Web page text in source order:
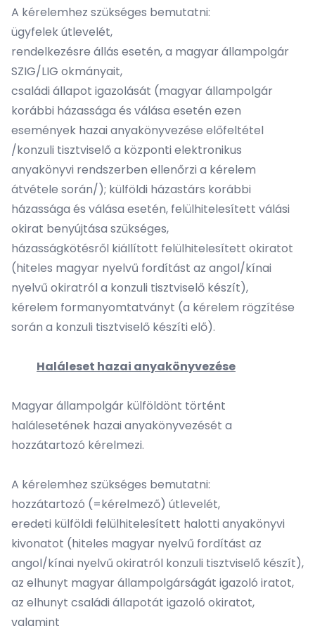
A kérelemhez szükséges bemutatni:
ügyfelek útlevelét,
rendelkezésre állás esetén, a magyar állampolgár
SZIG/LIG okmányait,
családi állapot igazolását (magyar állampolgár
korábbi házassága és válása esetén ezen
események hazai anyakönyvezése előfeltétel
/konzuli tisztviselő a központi elektronikus
anyakönyvi rendszerben ellenőrzi a kérelem
átvétele során/); külföldi házastárs korábbi
házassága és válása esetén, felülhitelesített válási
okirat benyújtása szükséges,
házasságkötésről kiállított felülhitelesített okiratot
(hiteles magyar nyelvű fordítást az angol/kínai
nyelvű okiratról a konzuli tisztviselő készít),
kérelem formanyomtatványt (a kérelem rögzítése
során a konzuli tisztviselő készíti elő).
Haláleset hazai anyakönyvezése
Magyar állampolgár külföldönt történt
halálesetének hazai anyakönyvezését a
hozzátartozó kérelmezi.
A kérelemhez szükséges bemutatni:
hozzátartozó (=kérelmező) útlevelét,
eredeti külföldi felülhitelesített halotti anyakönyvi
kivonatot (hiteles magyar nyelvű fordítást az
angol/kínai nyelvű okiratról konzuli tisztviselő készít),
az elhunyt magyar állampolgárságát igazoló iratot,
az elhunyt családi állapotát igazoló okiratot,
valamint